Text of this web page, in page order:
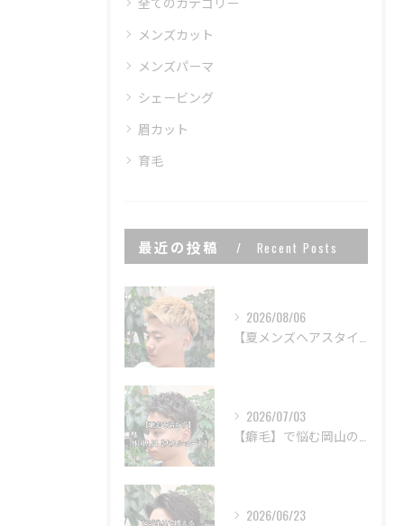
メンズカット
メンズパーマ
シェービング
眉カット
育毛
最近の投稿 Recent Posts
2026/08/06
2026/07/03
2026/06/23